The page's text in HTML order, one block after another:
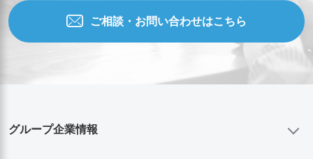
ご相談・お問い合わせはこちら
グループ企業情報